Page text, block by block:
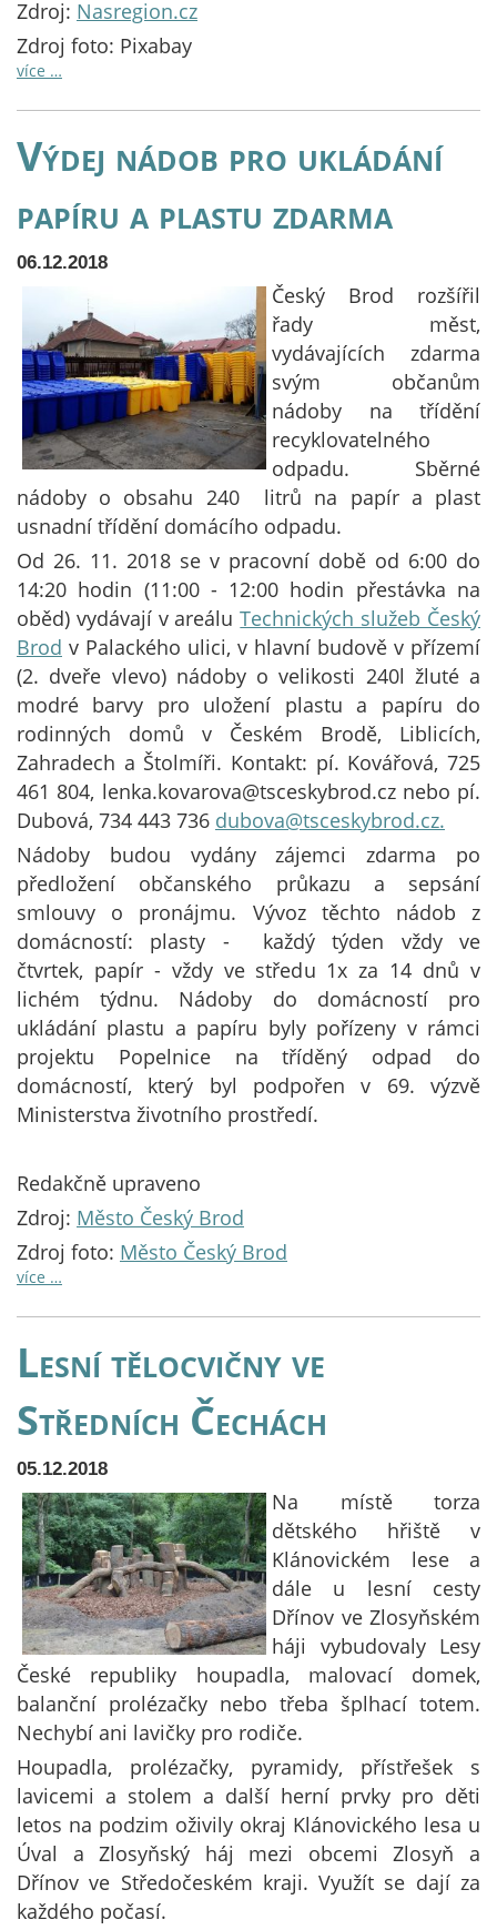
Zdroj: Nasregion.cz
Zdroj foto: Pixabay
více …
Výdej nádob pro ukládání
papíru a plastu zdarma
06.12.2018
Český Brod rozšířil
řady měst,
vydávajících zdarma
svým občanům
nádoby na třídění
recyklovatelného
odpadu. Sběrné
nádoby o obsahu 240 litrů na papír a plast
usnadní třídění domácího odpadu.
Od 26. 11. 2018 se v pracovní době od 6:00 do
14:20 hodin (11:00 - 12:00 hodin přestávka na
oběd) vydávají v areáluTechnických služeb Český
Brod v Palackého ulici, v hlavní budově v přízemí
(2. dveře vlevo) nádoby o velikosti 240l žluté a
modré barvy pro uložení plastu a papíru do
rodinných domů v Českém Brodě, Liblicích,
Zahradech a Štolmíři. Kontakt: pí. Kovářová, 725
461 804, lenka.kovarova@tsceskybrod.cz nebo pí.
Dubová, 734 443 736 dubova@tsceskybrod.cz.
Nádoby budou vydány zájemci zdarma po
předložení občanského průkazu a sepsání
smlouvy o pronájmu. Vývoz těchto nádob z
domácností: plasty - každý týden vždy ve
čtvrtek, papír - vždy ve středu 1x za 14 dnů v
lichém týdnu. Nádoby do domácností pro
ukládání plastu a papíru byly pořízeny v rámci
projektu Popelnice na tříděný odpad do
domácností, který byl podpořen v 69. výzvě
Ministerstva životního prostředí.
Redakčně upraveno
Zdroj: Město Český Brod
Zdroj foto: Město Český Brod
více …
Lesní tělocvičny ve
Středních Čechách
05.12.2018
Na místě torza
dětského hřiště v
Klánovickém lese a
dále u lesní cesty
Dřínov ve Zlosyňském
háji vybudovaly Lesy
České republiky houpadla, malovací domek,
balanční prolézačky nebo třeba šplhací totem.
Nechybí ani lavičky pro rodiče.
Houpadla, prolézačky, pyramidy, přístřešek s
lavicemi a stolem a další herní prvky pro děti
letos na podzim oživily okraj Klánovického lesa u
Úval a Zlosyňský háj mezi obcemi Zlosyň a
Dřínov ve Středočeském kraji. Využít se dají za
každého počasí.